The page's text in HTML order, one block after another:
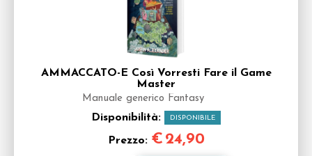
AMMACCATO-E Così Vorresti Fare il Game
Master
Manuale generico Fantasy
Disponibilità: DISPONIBILE
Prezzo: € 24,90